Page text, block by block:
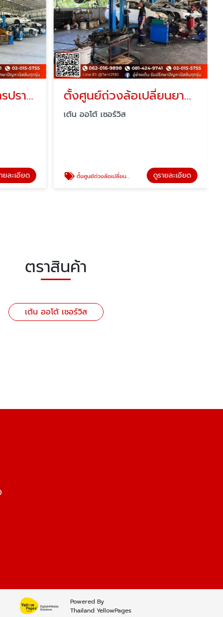
อู่ซ่อมรถนิสสัน สมุทรปราการ
ยละเอียด
ตั้งศูนย์ถ่วงล้อเปลี่ยนยางใกล้ฉัน
เต้น ออโต้ เซอร์วิส
ตั้งศูนย์ถ่วงล้อเปลี่ยนยางใกล้ฉัน ดูรายละเอียด
ตราสินค้า
เต้น ออโต้ เซอร์วิส
Powered By
Thailand YellowPages